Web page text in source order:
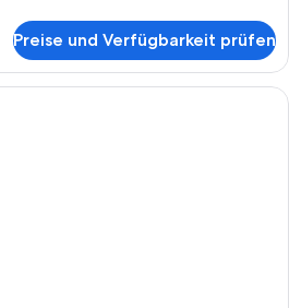
Preise und Verfügbarkeit prüfen